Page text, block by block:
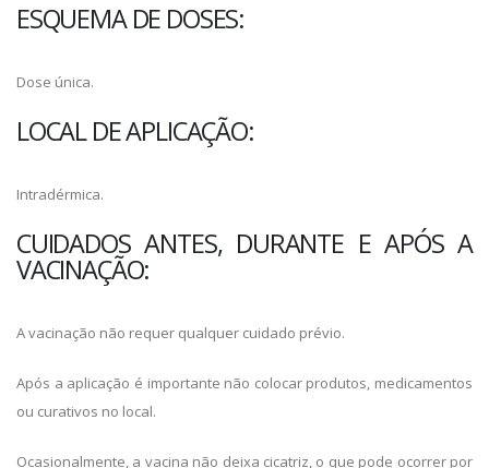
ESQUEMA DE DOSES:
Dose única.
LOCAL DE APLICAÇÃO:
Intradérmica.
CUIDADOS ANTES, DURANTE E APÓS A
VACINAÇÃO:
A vacinação não requer qualquer cuidado prévio.
Após a aplicação é importante não colocar produtos, medicamentos
ou curativos no local.
Ocasionalmente, a vacina não deixa cicatriz, o que pode ocorrer por